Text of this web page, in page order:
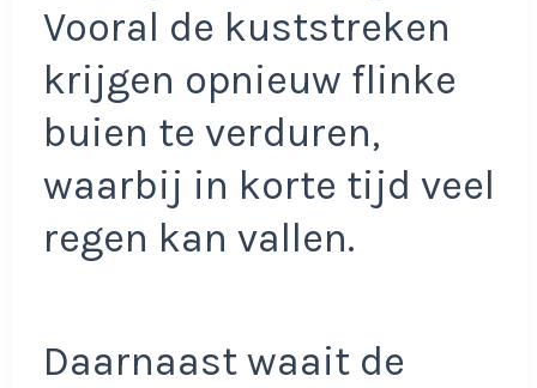
Vooral de kuststreken
krijgen opnieuw flinke
buien te verduren,
waarbij in korte tijd veel
regen kan vallen.
Daarnaast waait de